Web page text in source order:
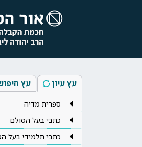
עץ עיון עץ
ספרית מדיה
כתבי בעל הסולם
כתבי תלמידי בעל